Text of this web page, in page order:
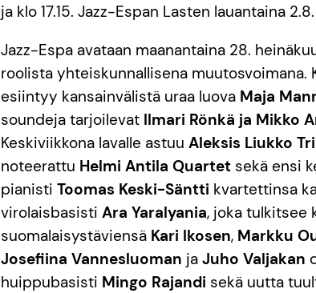
ja klo 17.15. Jazz-Espan Lasten lauantaina
Jazz-Espa avataan maanantaina 28.
roolista yhteiskunnallisena muutosvoimana.
esiintyy kansainvälistä uraa luova Maja
soundeja tarjoilevat Ilmari Rönkä ja Mikko
Keskiviikkona lavalle astuu Aleksis Liukko
noteerattu Helmi Antila Quartet sekä ensi
pianisti Toomas Keski-Säntti kvartettinsa
virolaisbasisti Ara Yaralyania, joka tulkitsee
suomalaisystäviensä Kari Ikosen, Markku
Josefiina Vannesluoman ja Juho Valjakan
huippubasisti Mingo Rajandi sekä uutta